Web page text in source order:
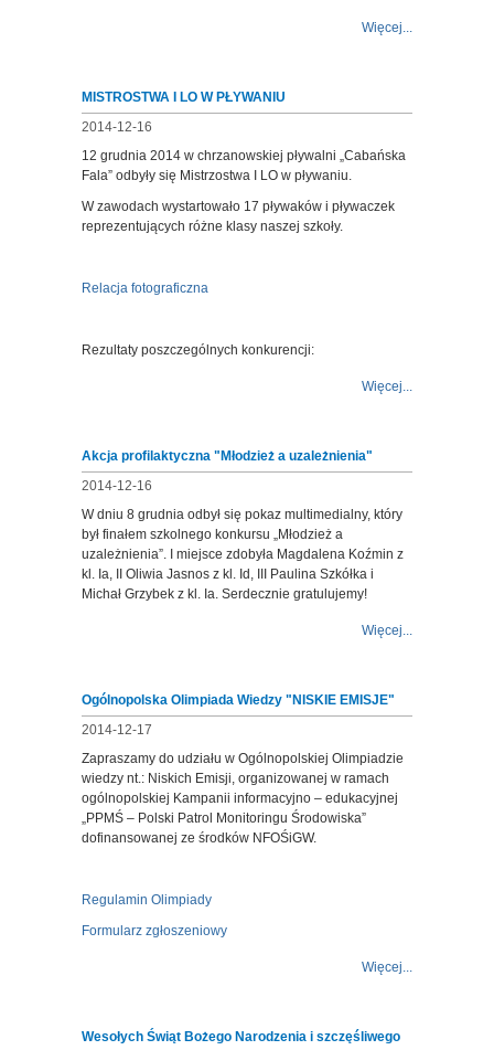
Więcej...
MISTROSTWA I LO W PŁYWANIU
2014-12-16
12 grudnia 2014 w chrzanowskiej pływalni „Cabańska
Fala” odbyły się Mistrzostwa I LO w pływaniu.
W zawodach wystartowało 17 pływaków i pływaczek
reprezentujących różne klasy naszej szkoły.
Relacja fotograficzna
Rezultaty poszczególnych konkurencji:
Więcej...
Akcja profilaktyczna "Młodzież a uzależnienia"
2014-12-16
W dniu 8 grudnia odbył się pokaz multimedialny, który
był finałem szkolnego konkursu „Młodzież a
uzależnienia”. I miejsce zdobyła Magdalena Koźmin z
kl. Ia, II Oliwia Jasnos z kl. Id, III Paulina Szkółka i
Michał Grzybek z kl. Ia. Serdecznie gratulujemy!
Więcej...
Ogólnopolska Olimpiada Wiedzy "NISKIE EMISJE"
2014-12-17
Zapraszamy do udziału w Ogólnopolskiej Olimpiadzie
wiedzy nt.: Niskich Emisji, organizowanej w ramach
ogólnopolskiej Kampanii informacyjno – edukacyjnej
„PPMŚ – Polski Patrol Monitoringu Środowiska”
dofinansowanej ze środków NFOŚiGW.
Regulamin Olimpiady
Formularz zgłoszeniowy
Więcej...
Wesołych Świąt Bożego Narodzenia i szczęśliwego